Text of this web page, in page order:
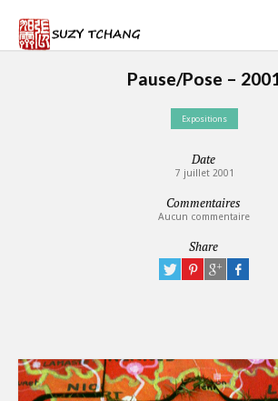
Pause/Pose –
Expositions
Date
7 juillet 2001
Commentaires
Aucun commentaire
Share